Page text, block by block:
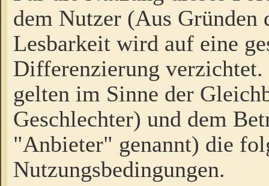
dem Nutzer (Aus Gründen
Lesbarkeit wird auf eine
Differenzierung
gelten im Sinne der
Geschlechter) und dem
"Anbieter" genannt) die
Nutzungsbedingungen.